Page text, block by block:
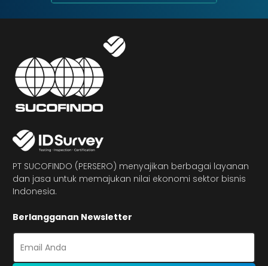
PT SUCOFINDO (PERSERO) menyajikan berbagai layanan
dan jasa untuk memajukan nilai ekonomi sektor bisnis
Indonesia.
Berlangganan Newsletter